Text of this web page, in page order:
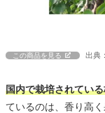
この商品を見る 出典
国内で栽培されてい
ているのは、香り高